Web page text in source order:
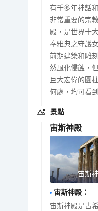
有千多年神話
非常重要的宗
殿，是世界十
奉雅典之守護
前期建築和雕
然風化侵蝕，
巨大宏偉的圓
何處，均可看
景點
宙斯神殿
宙斯
宙斯神殿 ：
宙斯神殿是古